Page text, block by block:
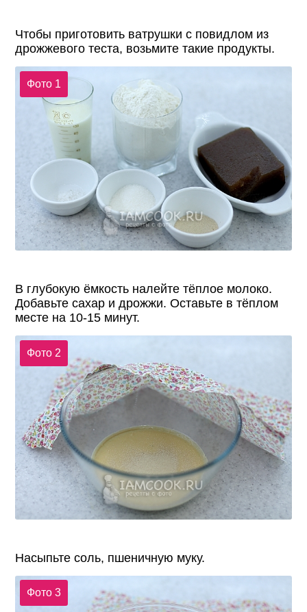
Чтобы приготовить ватрушки с повидлом из
дрожжевого теста, возьмите такие продукты.
Фото 1
В глубокую ёмкость налейте тёплое молоко.
Добавьте сахар и дрожжи. Оставьте в тёплом
месте на 10-15 минут.
Фото 2
Насыпьте соль, пшеничную муку.
Фото 3